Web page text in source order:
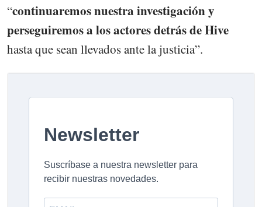
“continuaremos nuestra investigación y
perseguiremos a los actores detrás de Hive
hasta que sean llevados ante la justicia”.